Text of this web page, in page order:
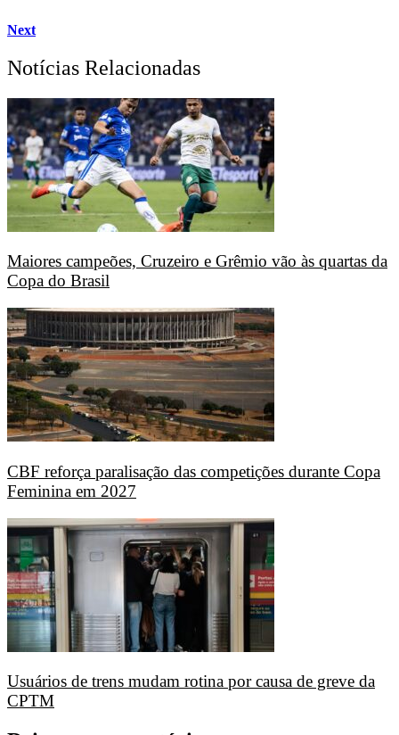
Next
Notícias Relacionadas
Maiores campeões, Cruzeiro e Grêmio vão às quartas da
Copa do Brasil
CBF reforça paralisação das competições durante Copa
Feminina em 2027
Usuários de trens mudam rotina por causa de greve da
CPTM